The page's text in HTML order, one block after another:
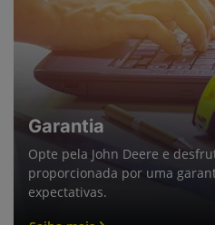
Garantia
Opte pela John Deere e
proporcionada por uma
expectativas.